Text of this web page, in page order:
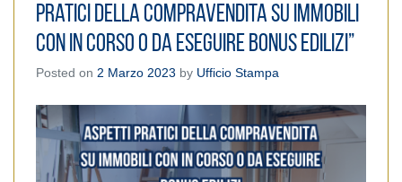
pratici della compravendita su immobili
con in corso o da eseguire bonus edilizi”
Posted on 2 Marzo 2023 by Ufficio Stampa